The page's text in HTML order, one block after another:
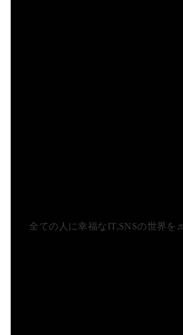
全ての人に幸福なIT,SNSの世界を♬